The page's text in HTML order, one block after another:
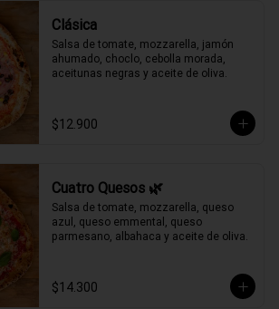
Clásica
Salsa de tomate, mozzarella, jamón
ahumado, choclo, cebolla morada,
aceitunas negras y aceite de oliva.
$12.900
Cuatro Quesos 🌿
Salsa de tomate, mozzarella, queso
azul, queso emmental, queso
parmesano, albahaca y aceite de oliva.
$14.300